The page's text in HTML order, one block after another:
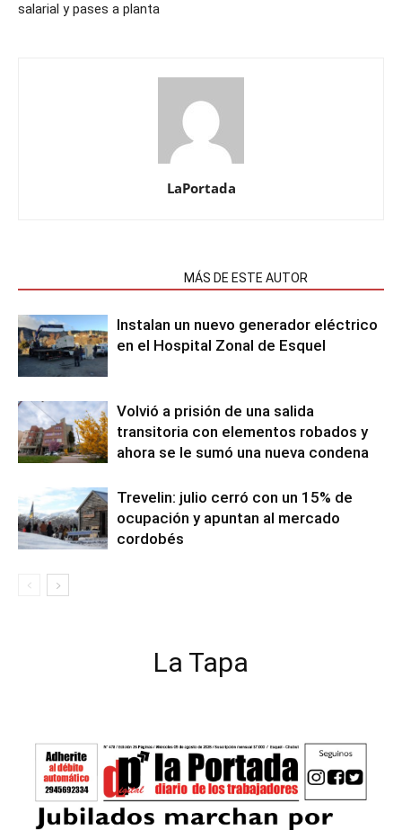
salarial y pases a planta
LaPortada
MÁS DE ESTE AUTOR
Instalan un nuevo generador eléctrico
en el Hospital Zonal de Esquel
Volvió a prisión de una salida
transitoria con elementos robados y
ahora se le sumó una nueva condena
Trevelin: julio cerró con un 15% de
ocupación y apuntan al mercado
cordobés
La Tapa